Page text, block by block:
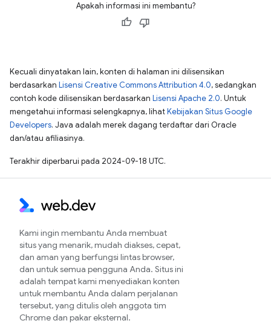
Apakah informasi ini membantu?
Kecuali dinyatakan lain, konten di halaman ini dilisensikan
berdasarkan Lisensi Creative Commons Attribution 4.0, sedangkan
contoh kode dilisensikan berdasarkan Lisensi Apache 2.0. Untuk
mengetahui informasi selengkapnya, lihatKebijakan Situs Google
Developers. Java adalah merek dagang terdaftar dari Oracle
dan/atau afiliasinya.
Terakhir diperbarui pada 2024-09-18 UTC.
Kami ingin membantu Anda membuat
situs yang menarik, mudah diakses, cepat,
dan aman yang berfungsi lintas browser,
dan untuk semua pengguna Anda. Situs ini
adalah tempat kami menyediakan konten
untuk membantu Anda dalam perjalanan
tersebut, yang ditulis oleh anggota tim
Chrome dan pakar eksternal.